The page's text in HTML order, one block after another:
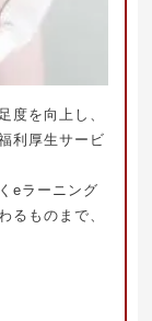
度を向上し、
利厚生サービ
eラーニング
るものまで、